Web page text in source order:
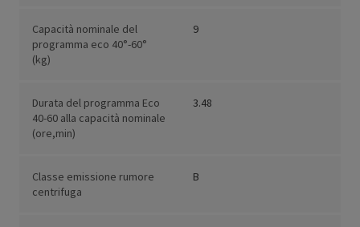
Capacità nominale del
programma eco 40°-60°
(kg)
9
Durata del programma Eco
40-60 alla capacità nominale
(ore,min)
3.48
Classe emissione rumore
centrifuga
B